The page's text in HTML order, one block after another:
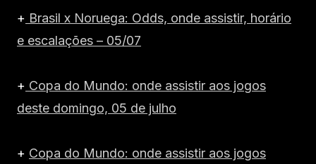
+ Brasil x Noruega: Odds, onde assistir, horário
e escalações – 05/07
+ Copa do Mundo: onde assistir aos jogos
deste domingo, 05 de julho
+ Copa do Mundo: onde assistir aos jogos